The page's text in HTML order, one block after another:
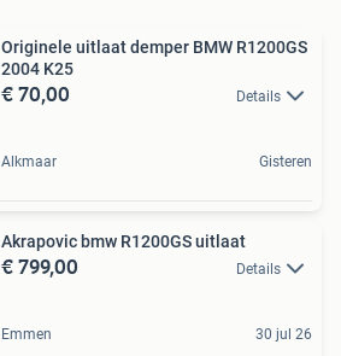
Originele uitlaat demper BMW R1200GS
2004 K25
€ 70,00 Details
Alkmaar Gisteren
Akrapovic bmw R1200GS uitlaat
€ 799,00 Details
Emmen 30 jul 26